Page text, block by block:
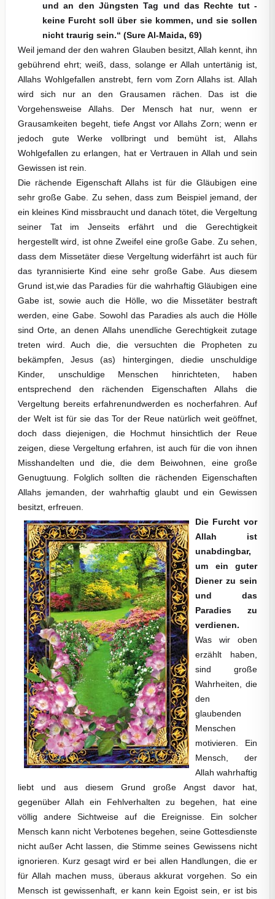
und an den Jüngsten Tag und das Rechte tut -
keine Furcht soll über sie kommen, und sie sollen
nicht traurig sein.“ (Sure Al-Maida, 69)
Weil jemand der den wahren Glauben besitzt, Allah kennt, ihn
gebührend ehrt; weiß, dass, solange er Allah untertänig ist,
Allahs Wohlgefallen anstrebt, fern vom Zorn Allahs ist. Allah
wird sich nur an den Grausamen rächen. Das ist die
Vorgehensweise Allahs. Der Mensch hat nur, wenn er
Grausamkeiten begeht, tiefe Angst vor Allahs Zorn; wenn er
jedoch gute Werke vollbringt und bemüht ist, Allahs
Wohlgefallen zu erlangen, hat er Vertrauen in Allah und sein
Gewissen ist rein.
Die rächende Eigenschaft Allahs ist für die Gläubigen eine
sehr große Gabe. Zu sehen, dass zum Beispiel jemand, der
ein kleines Kind missbraucht und danach tötet, die Vergeltung
seiner Tat im Jenseits erfährt und die Gerechtigkeit
hergestellt wird, ist ohne Zweifel eine große Gabe. Zu sehen,
dass dem Missetäter diese Vergeltung widerfährt ist auch für
das tyrannisierte Kind eine sehr große Gabe. Aus diesem
Grund ist,wie das Paradies für die wahrhaftig Gläubigen eine
Gabe ist, sowie auch die Hölle, wo die Missetäter bestraft
werden, eine Gabe. Sowohl das Paradies als auch die Hölle
sind Orte, an denen Allahs unendliche Gerechtigkeit zutage
treten wird. Auch die, die versuchten die Propheten zu
bekämpfen, Jesus (as) hintergingen, diedie unschuldige
Kinder, unschuldige Menschen hinrichteten, haben
entsprechend den rächenden Eigenschaften Allahs die
Vergeltung bereits erfahrenundwerden es nocherfahren. Auf
der Welt ist für sie das Tor der Reue natürlich weit geöffnet,
doch dass diejenigen, die Hochmut hinsichtlich der Reue
zeigen, diese Vergeltung erfahren, ist auch für die von ihnen
Misshandelten und die, die dem Beiwohnen, eine große
Genugtuung. Folglich sollten die rächenden Eigenschaften
Allahs jemanden, der wahrhaftig glaubt und ein Gewissen
besitzt, erfreuen.
Die Furcht vor
Allah ist
unabdingbar,
um ein guter
Diener zu sein
und das
Paradies zu
verdienen.
Was wir oben
erzählt haben,
sind große
Wahrheiten, die
den
glaubenden
Menschen
motivieren. Ein
Mensch, der
Allah wahrhaftig
liebt und aus diesem Grund große Angst davor hat,
gegenüber Allah ein Fehlverhalten zu begehen, hat eine
völlig andere Sichtweise auf die Ereignisse. Ein solcher
Mensch kann nicht Verbotenes begehen, seine Gottesdienste
nicht außer Acht lassen, die Stimme seines Gewissens nicht
ignorieren. Kurz gesagt wird er bei allen Handlungen, die er
für Allah machen muss, überaus akkurat vorgehen. So ein
Mensch ist gewissenhaft, er kann kein Egoist sein, er ist bis